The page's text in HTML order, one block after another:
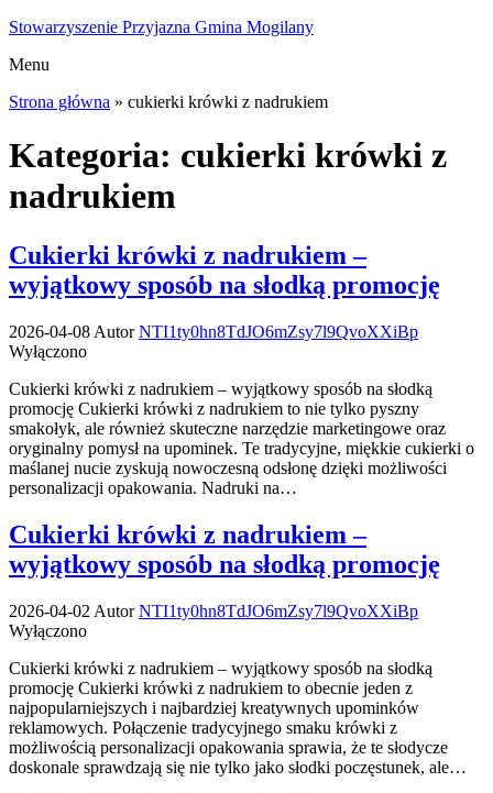
Przejdź
treści
Stowarzyszenie Przyjazna Gmina Mogilany
Menu
Strona główna » cukierki krówki z nadrukiem
Kategoria: cukierki krówki z
nadrukiem
Cukierki krówki z nadrukiem –
wyjątkowy sposób na słodką promocję
2026-04-08 Autor NTI1ty0hn8TdJO6mZsy7l9QvoXXiBp
Wyłączono
Cukierki krówki z nadrukiem – wyjątkowy sposób na słodką
promocję Cukierki krówki z nadrukiem to nie tylko pyszny
smakołyk, ale również skuteczne narzędzie marketingowe oraz
oryginalny pomysł na upominek. Te tradycyjne, miękkie cukierki o
maślanej nucie zyskują nowoczesną odsłonę dzięki możliwości
personalizacji opakowania. Nadruki na…
Cukierki krówki z nadrukiem –
wyjątkowy sposób na słodką promocję
2026-04-02 Autor NTI1ty0hn8TdJO6mZsy7l9QvoXXiBp
Wyłączono
Cukierki krówki z nadrukiem – wyjątkowy sposób na słodką
promocję Cukierki krówki z nadrukiem to obecnie jeden z
najpopularniejszych i najbardziej kreatywnych upominków
reklamowych. Połączenie tradycyjnego smaku krówki z
możliwością personalizacji opakowania sprawia, że te słodycze
doskonale sprawdzają się nie tylko jako słodki poczęstunek, ale…